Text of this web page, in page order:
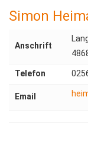
Simon
Anschrift
Telefon
Email